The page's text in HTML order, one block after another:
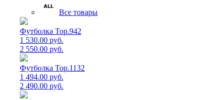
Все товары
Футболка Top.942
1 530.00 руб.
2 550.00 руб.
Футболка Top.1132
1 494.00 руб.
2 490.00 руб.